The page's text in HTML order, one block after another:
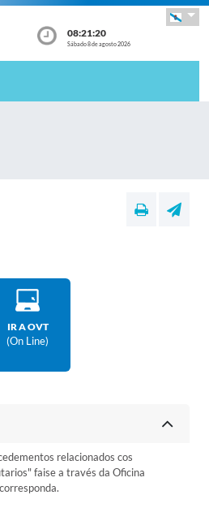
08:21:20
Sábado 8 de agosto 2026
IR A OVT
(on Line)
relacionados cos
faise a través da Oficina